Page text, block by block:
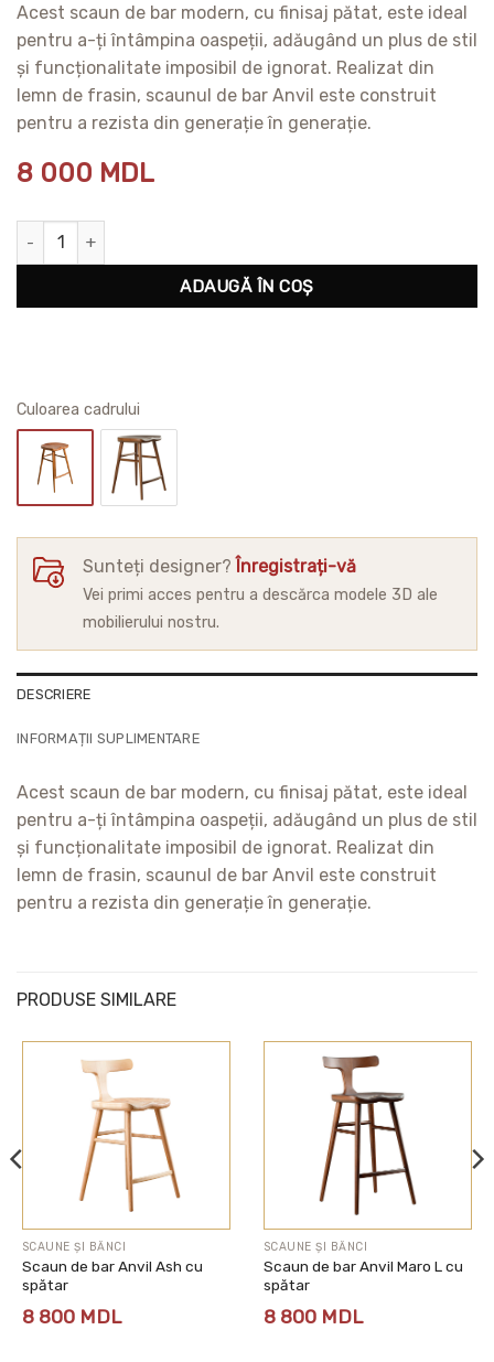
Acest scaun de bar modern, cu finisaj pătat, este ideal
pentru a-ți întâmpina oaspeții, adăugând un plus de stil
și funcționalitate imposibil de ignorat. Realizat din
lemn de frasin, scaunul de bar Anvil este construit
pentru a rezista din generație în generație.
8 000 MDL
Cantitate Scaun de bar Alma
ADAUGĂ ÎN COȘ
Сuloarea cadrului
Sunteți designer?Înregistrați-vă
Vei primi acces pentru a descărca modele 3D ale
mobilierului nostru.
DESCRIERE
INFORMAȚII SUPLIMENTARE
Acest scaun de bar modern, cu finisaj pătat, este ideal
pentru a-ți întâmpina oaspeții, adăugând un plus de stil
și funcționalitate imposibil de ignorat. Realizat din
lemn de frasin, scaunul de bar Anvil este construit
pentru a rezista din generație în generație.
PRODUSE SIMILARE
SCAUNE ȘI BĂNCI
Scaun de bar Anvil Ash cu
spătar
8 800 MDL
SCAUNE ȘI BĂNCI
Scaun de bar Anvil Maro L cu
spătar
8 800 MDL